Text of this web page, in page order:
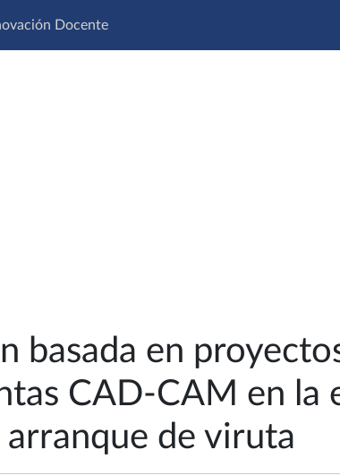
Docente
basada en
CAD-CAM en la
de viruta